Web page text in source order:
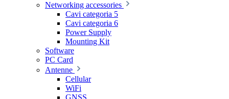
Networking accessories
Cavi categoria 5
Cavi categoria 6
Power Supply
Mounting Kit
Software
PC Card
Antenne
Cellular
WiFi
GNSS